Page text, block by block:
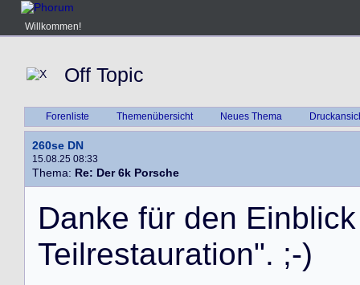
Willkommen!
Off Topic
Forenliste Themenübersicht Neues Thema
260se DN
15.08.25 08:33
Thema: Re: Der 6k Porsche
Danke für den Einblick
Teilrestauration". ;-)